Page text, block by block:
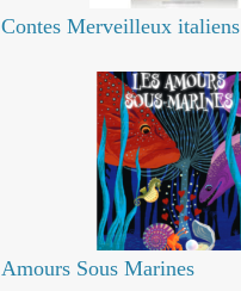
Contes Merveilleux italiens
Amours Sous Marines